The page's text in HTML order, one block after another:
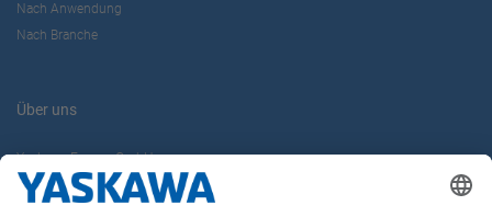
Nach Anwendung
Nach Branche
Über uns
Yaskawa Europe GmbH
Karriere